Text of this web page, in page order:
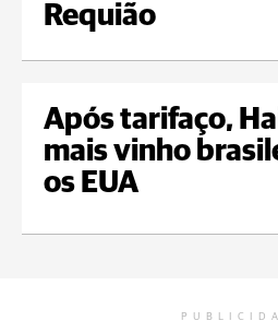
Requião
Após tarifaço,
mais vinho
os EUA